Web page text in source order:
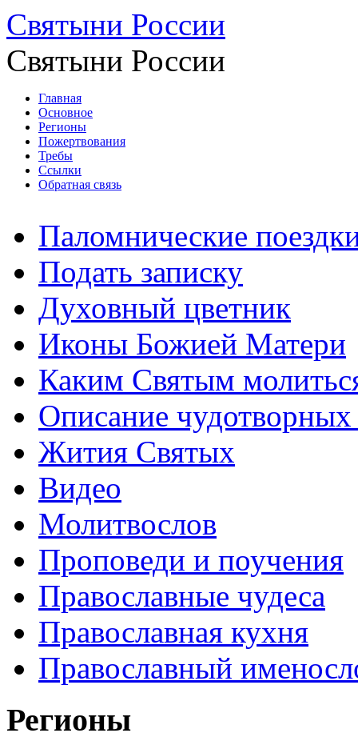
Святыни России
Святыни России
Главная
Основное
Регионы
Пожертвования
Требы
Ссылки
Обратная связь
Паломнические
Подать записку
Духовный цветник
Иконы Божией Матери
Каким Святым
Описание
Жития Святых
Видео
Молитвослов
Проповеди и поучения
Православные чудеса
Православная кухня
Православный
Регионы